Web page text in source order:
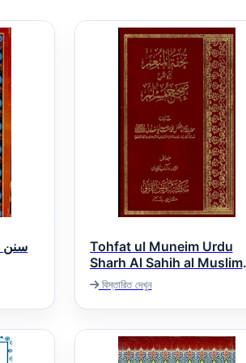
Tohfat ul Muneim Urdu
Sharh Al Sahih al Muslim
تحفۃ المنعم اردو شرح صحیح
مسلم
বিস্তারিত দেখুন